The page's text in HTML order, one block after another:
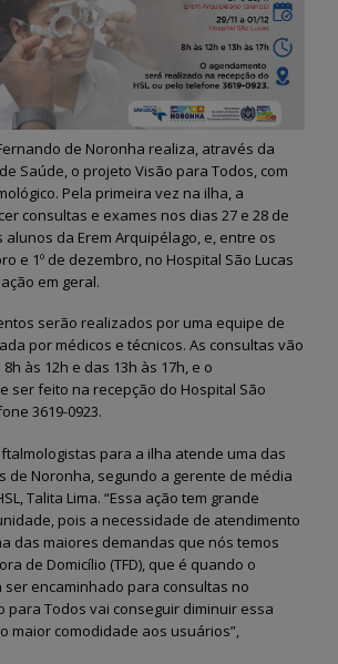
de Noronha realiza, através da
Saúde, o projeto Visão para Todos, com
Pela primeira vez na ilha, a
consultas e exames nos dias 27 e 28 de
da Erem Arquipélago, e, entre os
e 1º de dezembro, no Hospital São Lucas
em geral.
serão realizados por uma equipe de
por médicos e técnicos. As consultas vão
às 12h e das 13h às 17h, e o
ser feito na recepção do Hospital São
3619-0923.
para a ilha atende uma das
de Noronha, segundo a gerente de média
Talita Lima. “Essa ação tem grande
pois a necessidade de atendimento
das maiores demandas que nós temos
de Domicílio (TFD), que é quando o
ser encaminhado para consultas no
para Todos vai conseguir diminuir essa
maior comodidade aos usuários”,
vai
Semana do Meio